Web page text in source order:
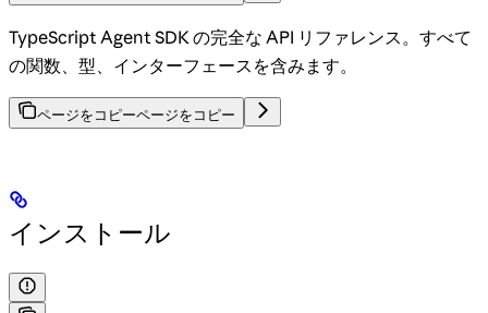
TypeScript Agent SDK の完全な API リファレンス。すべて
の関数、型、インターフェースを含みます。
ページをコピーページをコピー
インストール